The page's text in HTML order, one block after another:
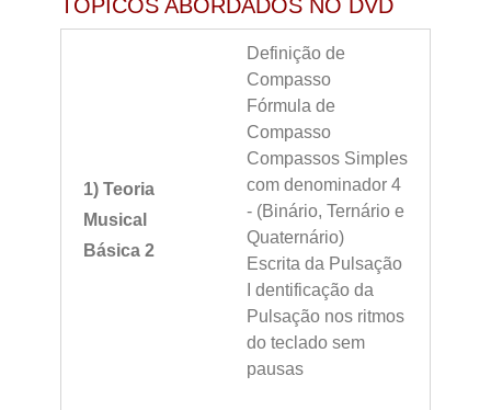
TÓPICOS ABORDADOS NO DVD
1) Teoria
Musical
Básica 2
Definição de
Compasso
Fórmula de
Compasso
Compassos Simples
com denominador 4
- (Binário, Ternário e
Quaternário)
Escrita da Pulsação
I dentificação da
Pulsação nos ritmos
do teclado sem
pausas